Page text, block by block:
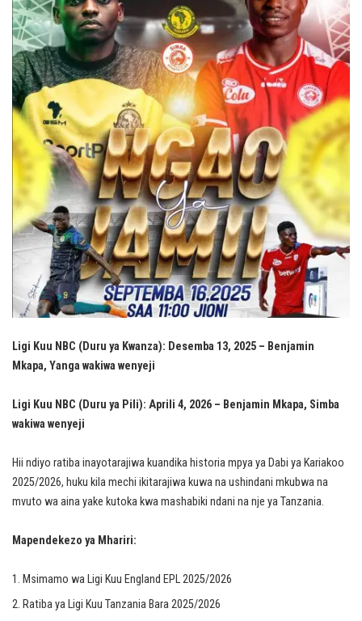
Ligi Kuu NBC (Duru ya Kwanza): Desemba 13, 2025 – Benjamin
Mkapa, Yanga wakiwa wenyeji
Ligi Kuu NBC (Duru ya Pili): Aprili 4, 2026 – Benjamin Mkapa, Simba
wakiwa wenyeji
Hii ndiyo ratiba inayotarajiwa kuandika historia mpya ya Dabi ya Kariakoo
2025/2026, huku kila mechi ikitarajiwa kuwa na ushindani mkubwa na
mvuto wa aina yake kutoka kwa mashabiki ndani na nje ya Tanzania.
Mapendekezo ya Mhariri:
Msimamo wa Ligi Kuu England EPL 2025/2026
Ratiba ya Ligi Kuu Tanzania Bara 2025/2026